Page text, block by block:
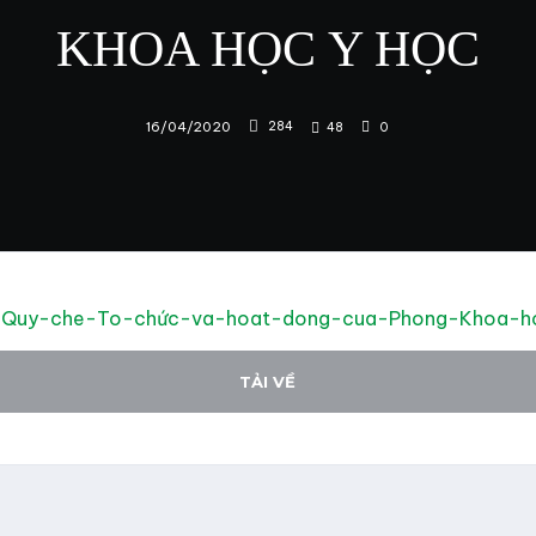
KHOA HỌC Y HỌC
16/04/2020 284 48 0
Quy-che-To-chức-va-hoat-dong-cua-Phong-Khoa-
TẢI VỀ